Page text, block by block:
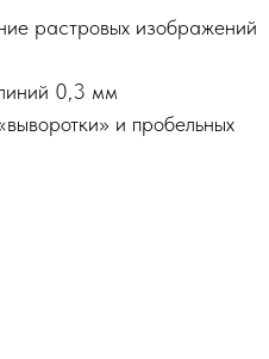
растровых изображений
0,3 мм
и пробельных